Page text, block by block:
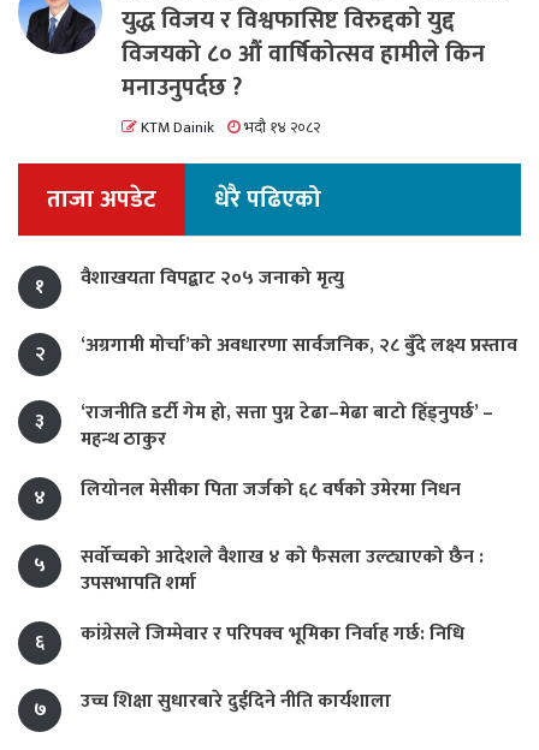
युद्ध विजय र विश्वफासिष्ट विरुद्दको युद्द
विजयको ८० औं वार्षिकोत्सव हामीले किन
मनाउनुपर्दछ ?
KTM Dainik भदौ १४ २०८२
ताजा अपडेट धेरै पढिएको
१ वैशाखयता विपद्बाट २०५ जनाको मृत्यु
२ ‘अग्रगामी मोर्चा’को अवधारणा सार्वजनिक, २८ बुँदे लक्ष्य प्रस्ताव
३
‘राजनीति डर्टी गेम हो, सत्ता पुग्न टेढा–मेढा बाटो हिँड्नुपर्छ’ –
महन्थ ठाकुर
४
लियोनल मेसीका पिता जर्जको ६८ वर्षको उमेरमा निधन
५
सर्वोच्चको आदेशले वैशाख ४ को फैसला उल्ट्याएको छैन :
उपसभापति शर्मा
६
कांग्रेसले जिम्मेवार र परिपक्व भूमिका निर्वाह गर्छ: निधि
७ उच्च शिक्षा सुधारबारे दुईदिने नीति कार्यशाला